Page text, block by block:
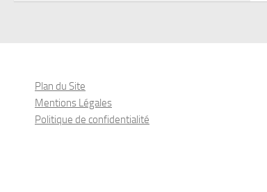
Plan du Site
Mentions Légales
Politique de confidentialité